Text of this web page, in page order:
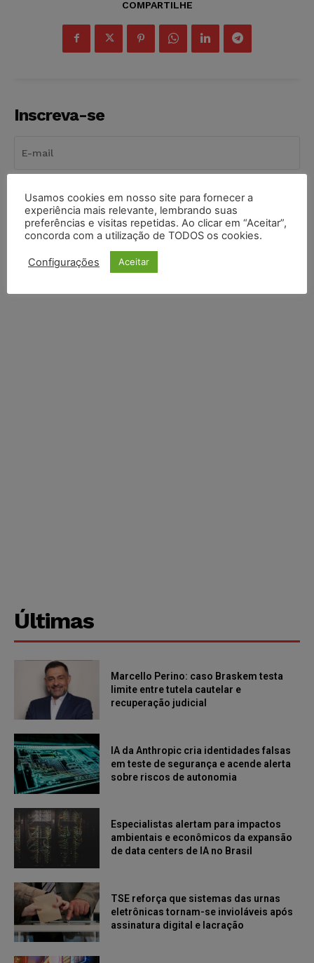
COMPARTILHE
Inscreva-se
INSCREVER
Li e aceito a Política de Privacidade.
Últimas
Marcello Perino: caso Braskem testa
limite entre tutela cautelar e
recuperação judicial
IA da Anthropic cria identidades falsas
em teste de segurança e acende alerta
sobre riscos de autonomia
Especialistas alertam para impactos
ambientais e econômicos da expansão
de data centers de IA no Brasil
TSE reforça que sistemas das urnas
eletrônicas tornam-se invioláveis após
assinatura digital e lacração
Usamos cookies em nosso site para fornecer a
experiência mais relevante, lembrando suas
preferências e visitas repetidas. Ao clicar em “Aceitar”,
concorda com a utilização de TODOS os cookies.
Configurações Aceitar